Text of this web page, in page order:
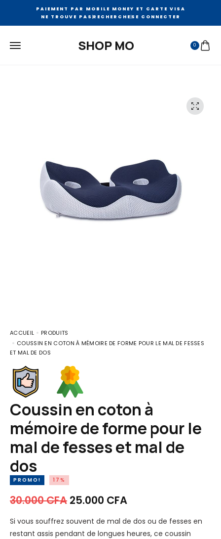
PAIEMENT PAR MOBILE MONEY ET CARTE VISA
NE TROUVE PAS RECHERCHESE CONNECTER
SHOP MO 0
ACCUEIL
PRODUITS
COUSSIN EN COTON À MÉMOIRE DE FORME POUR LE MAL DE FESSES
ET MAL DE DOS
Coussin en coton à
mémoire de forme pour le
mal de fesses et mal de
dos
PROMO! 17%
30.000CFA 25.000 CFA
Si vous souffrez souvent de mal de dos ou de fesses en
restant assis pendant de longues heures, ce coussin